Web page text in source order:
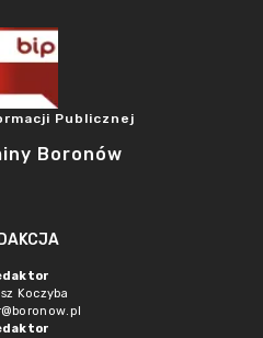
Publicznej
Boronów
Koczyba